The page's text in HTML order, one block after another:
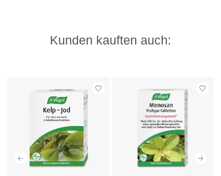
Kunden kauften auch: